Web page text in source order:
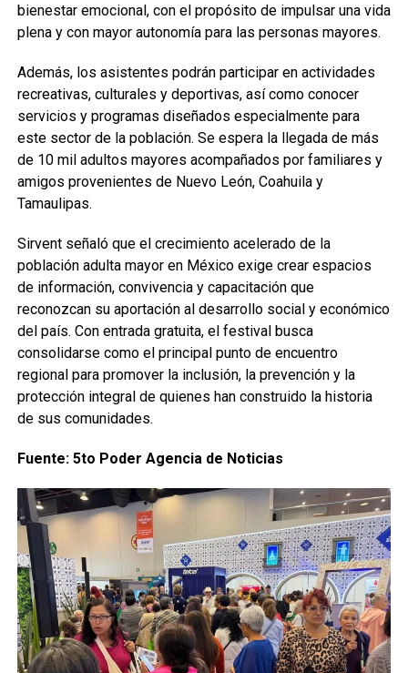
bienestar emocional, con el propósito de impulsar una vida
plena y con mayor autonomía para las personas mayores.
Además, los asistentes podrán participar en actividades
recreativas, culturales y deportivas, así como conocer
servicios y programas diseñados especialmente para
este sector de la población. Se espera la llegada de más
de 10 mil adultos mayores acompañados por familiares y
amigos provenientes de Nuevo León, Coahuila y
Tamaulipas.
Sirvent señaló que el crecimiento acelerado de la
población adulta mayor en México exige crear espacios
de información, convivencia y capacitación que
reconozcan su aportación al desarrollo social y económico
del país. Con entrada gratuita, el festival busca
consolidarse como el principal punto de encuentro
regional para promover la inclusión, la prevención y la
protección integral de quienes han construido la historia
de sus comunidades.
Fuente: 5to Poder Agencia de Noticias